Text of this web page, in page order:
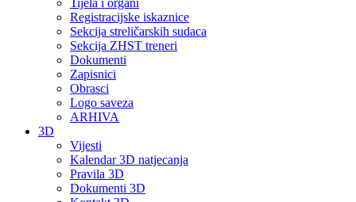
Tijela i organi
Registracijske iskaznice
Sekcija streličarskih sudaca
Sekcija ZHST treneri
Dokumenti
Zapisnici
Obrasci
Logo saveza
ARHIVA
3D
Vijesti
Kalendar 3D natjecanja
Pravila 3D
Dokumenti 3D